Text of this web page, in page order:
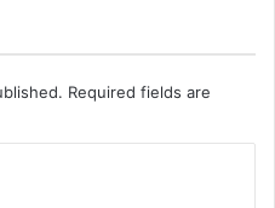
Required fields are